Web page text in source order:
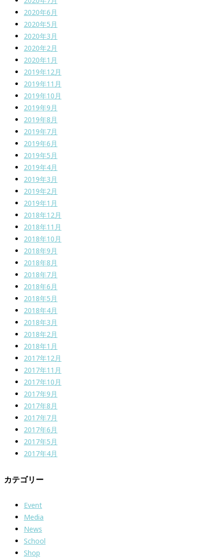
2020年6月
2020年5月
2020年3月
2020年2月
2020年1月
2019年12月
2019年11月
2019年10月
2019年9月
2019年8月
2019年7月
2019年6月
2019年5月
2019年4月
2019年3月
2019年2月
2019年1月
2018年12月
2018年11月
2018年10月
2018年9月
2018年8月
2018年7月
2018年6月
2018年5月
2018年4月
2018年3月
2018年2月
2018年1月
2017年12月
2017年11月
2017年10月
2017年9月
2017年8月
2017年7月
2017年6月
2017年5月
2017年4月
カテゴリー
Event
Media
News
School
Shop